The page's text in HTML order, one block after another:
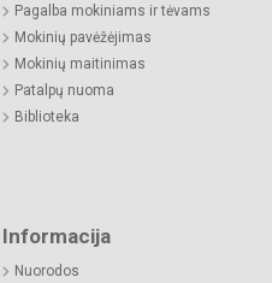
Pagalba mokiniams ir tėvams
Mokinių pavėžėjimas
Mokinių maitinimas
Patalpų nuoma
Biblioteka
Informacija
Nuorodos